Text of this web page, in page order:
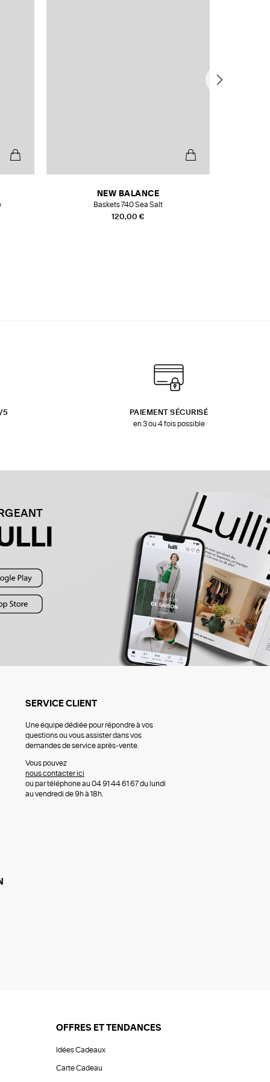
120,00 €
NEW BALANCE
Baskets 740 Sea Salt
5
PAIEMENT SÉCURISÉ
en 3 ou 4 fois possible
SERVICE CLIENT
Une équipe dédiée pour répondre à vos
questions ou vous assister dans vos
demandes de service après-vente.
Vous pouvez
nous contacter ici
ou par téléphone au 04 91 44 61 67 du lundi
au vendredi de 9h à 18h.
OFFRES ET TENDANCES
Idées Cadeaux
Carte Cadeau